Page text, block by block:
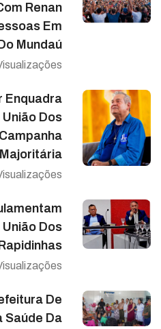
Renan
Em
Mundaú
Enquadra
Dos
Majoritária
Dos
De
Saúde Da